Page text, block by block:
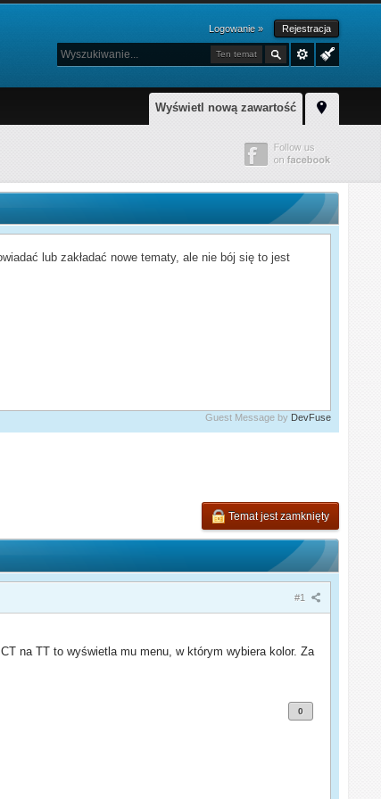
Logowanie » Rejestracja
Ten temat
Wyświetl nową zawartość
lub zakładać nowe tematy, ale nie bój się to jest
Guest Message by DevFuse
Temat jest zamknięty
#1
na TT to wyświetla mu menu, w którym wybiera kolor. Za
0